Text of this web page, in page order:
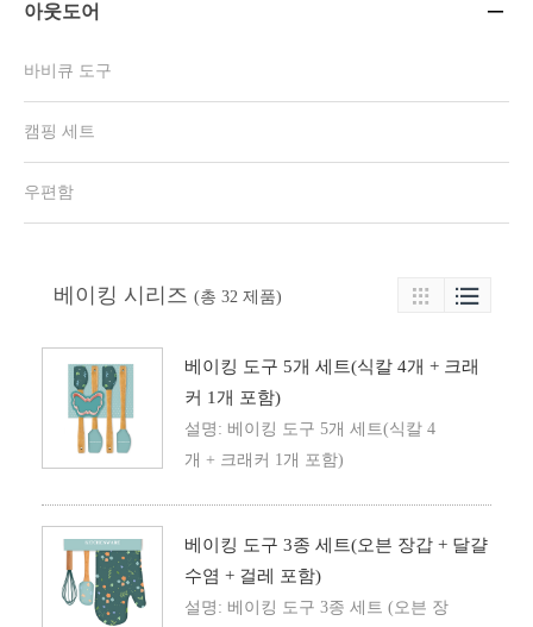
아웃도어 
바비큐 도구
캠핑 세트
우편함
베이킹 시리즈 (총 32 제품)  
베이킹 도구 5개 세트(식칼 4개 + 크래
커 1개 포함)
설명: 베이킹 도구 5개 세트(식칼 4
개 + 크래커 1개 포함)
베이킹 도구 3종 세트(오븐 장갑 + 달걀
수염 + 걸레 포함)
설명: 베이킹 도구 3종 세트 (오븐 장